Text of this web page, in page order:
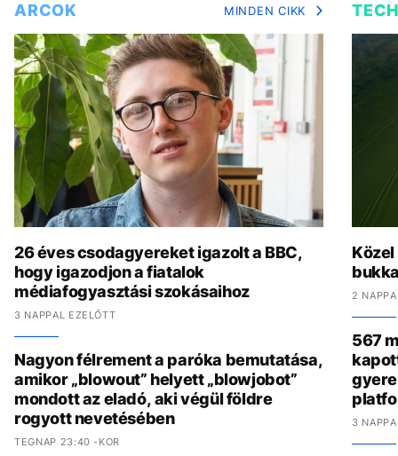
ARCOK MINDEN CIKK
26 éves csodagyereket igazolt a BBC,
hogy igazodjon a fiatalok
médiafogyasztási szokásaihoz
3 NAPPAL EZELŐTT
Nagyon félrement a paróka bemutatása,
amikor „blowout” helyett „blowjobot”
mondott az eladó, aki végül földre
rogyott nevetésében
TEGNAP 23:40 -KOR
2
567
3